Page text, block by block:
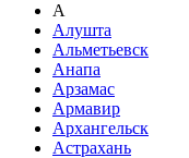
А
Алушта
Альметьевск
Анапа
Арзамас
Армавир
Архангельск
Астрахань